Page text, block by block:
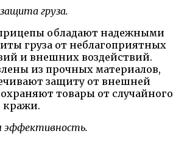
груза.
обладают надежными
груза от неблагоприятных
и внешних воздействий.
из прочных материалов,
защиту от внешней
товары от случайного
кражи.
эффективность.